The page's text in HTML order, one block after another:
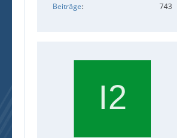
Beiträge 743